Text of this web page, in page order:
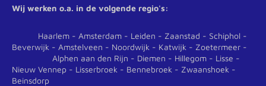
Wij werken o.a. in de volgende regio's:
Haarlem - Amsterdam - Leiden - Zaanstad - Schiphol -
Beverwijk - Amstelveen - Noordwijk - Katwijk - Zoetermeer -
Alphen aan den Rijn - Diemen - Hillegom - Lisse -
Nieuw Vennep - Lisserbroek - Bennebroek - Zwaanshoek -
Beinsdorp